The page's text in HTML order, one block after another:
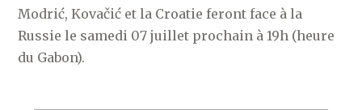
Modrić, Kovačić et la Croatie feront face à la
Russie le samedi 07 juillet prochain à 19h (heure
du Gabon).